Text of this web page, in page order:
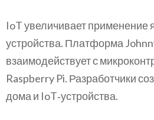
IoT увеличивает применение
устройства. Платформа
взаимодействует с
Raspberry Pi. Разработчики
дома и IoT‑устройства.